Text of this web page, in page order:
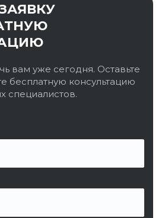
вам уже сегодня. Оставьте
бесплатную консультацию
специалистов.